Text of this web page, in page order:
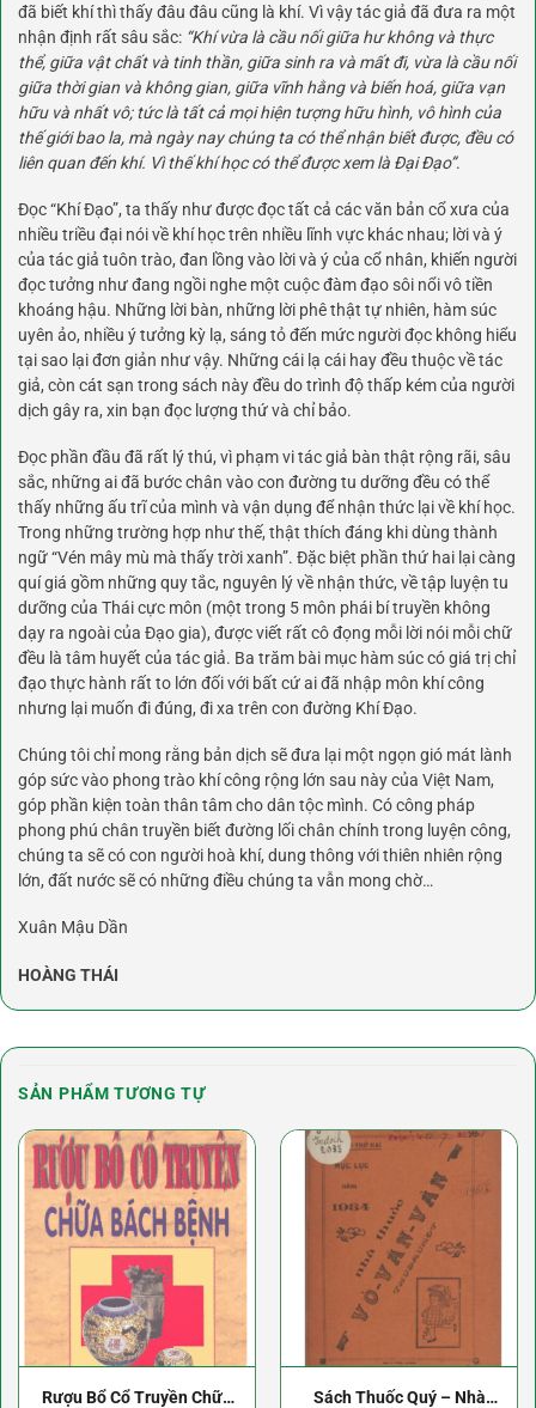
đã biết khí thì thấy đâu đâu cũng là khí. Vì vậy tác giả đã đưa ra một
nhận định rất sâu sắc: “Khí vừa là cầu nối giữa hư không và thực
thể, giữa vật chất và tinh thần, giữa sinh ra và mất đi, vừa là cầu nối
giữa thời gian và không gian, giữa vĩnh hằng và biến hoá, giữa vạn
hữu và nhất vô; tức là tất cả mọi hiện tượng hữu hình, vô hình của
thế giới bao la, mà ngày nay chúng ta có thể nhận biết được, đều có
liên quan đến khí. Vì thế khí học có thể được xem là Đại Đạo”.
Đọc “Khí Đạo”, ta thấy như được đọc tất cả các văn bản cổ xưa của
nhiều triều đại nói về khí học trên nhiều lĩnh vực khác nhau; lời và ý
của tác giả tuôn trào, đan lồng vào lời và ý của cổ nhân, khiến người
đọc tưởng như đang ngồi nghe một cuộc đàm đạo sôi nổi vô tiền
khoáng hậu. Những lời bàn, những lời phê thật tự nhiên, hàm súc
uyên ảo, nhiều ý tưởng kỳ lạ, sáng tỏ đến mức người đọc không hiểu
tại sao lại đơn giản như vậy. Những cái lạ cái hay đều thuộc về tác
giả, còn cát sạn trong sách này đều do trình độ thấp kém của người
dịch gây ra, xin bạn đọc lượng thứ và chỉ bảo.
Đọc phần đầu đã rất lý thú, vì phạm vi tác giả bàn thật rộng rãi, sâu
sắc, những ai đã bước chân vào con đường tu dưỡng đều có thể
thấy những ấu trĩ của mình và vận dụng để nhận thức lại về khí học.
Trong những trường hợp như thế, thật thích đáng khi dùng thành
ngữ “Vén mây mù mà thấy trời xanh”. Đặc biệt phần thứ hai lại càng
quí giá gồm những quy tắc, nguyên lý về nhận thức, về tập luyện tu
dưỡng của Thái cực môn (một trong 5 môn phái bí truyền không
dạy ra ngoài của Đạo gia), được viết rất cô đọng mỗi lời nói mỗi chữ
đều là tâm huyết của tác giả. Ba trăm bài mục hàm súc có giá trị chỉ
đạo thực hành rất to lớn đối với bất cứ ai đã nhập môn khí công
nhưng lại muốn đi đúng, đi xa trên con đường Khí Đạo.
Chúng tôi chỉ mong rằng bản dịch sẽ đưa lại một ngọn gió mát lành
góp sức vào phong trào khí công rộng lớn sau này của Việt Nam,
góp phần kiện toàn thân tâm cho dân tộc mình. Có công pháp
phong phú chân truyền biết đường lối chân chính trong luyện công,
chúng ta sẽ có con người hoà khí, dung thông với thiên nhiên rộng
lớn, đất nước sẽ có những điều chúng ta vẫn mong chờ…
Xuân Mậu Dần
HOÀNG THÁI
SẢN PHẨM TƯƠNG TỰ
Rượu Bổ Cổ Truyền Chữa
Sách Thuốc Quý – Nhà